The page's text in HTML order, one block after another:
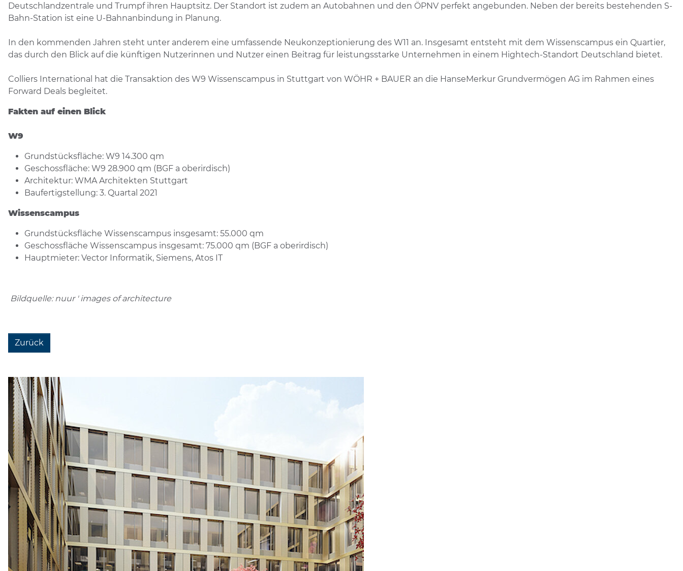
Deutschlandzentrale und Trumpf ihren Hauptsitz. Der Standort ist zudem an Autobahnen und den ÖPNV perfekt angebunden. Neben der bereits bestehenden S-
Bahn-Station ist eine U-Bahnanbindung in Planung.
In den kommenden Jahren steht unter anderem eine umfassende Neukonzeptionierung des W11 an. Insgesamt entsteht mit dem Wissenscampus ein Quartier,
das durch den Blick auf die künftigen Nutzerinnen und Nutzer einen Beitrag für leistungsstarke Unternehmen in einem Hightech-Standort Deutschland bietet.
Colliers International hat die Transaktion des W9 Wissenscampus in Stuttgart von WÖHR + BAUER an die HanseMerkur Grundvermögen AG im Rahmen eines
Forward Deals begleitet.
Fakten auf einen Blick
W9
Grundstücksfläche: W9 14.300 qm
Geschossfläche: W9 28.900 qm (BGF a oberirdisch)
Architektur: WMA Architekten Stuttgart
Baufertigstellung: 3. Quartal 2021
Wissenscampus
Grundstücksfläche Wissenscampus insgesamt: 55.000 qm
Geschossfläche Wissenscampus insgesamt: 75.000 qm (BGF a oberirdisch)
Hauptmieter: Vector Informatik, Siemens, Atos IT
Bildquelle: nuur ' images of architecture
Zurück